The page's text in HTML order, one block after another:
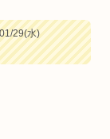
29(水)